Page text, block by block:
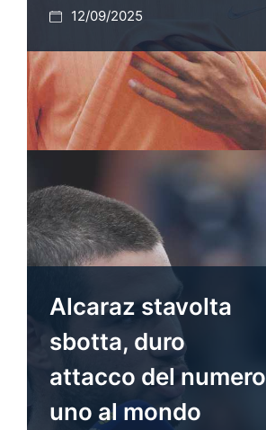
12/09/2025
Alcaraz stavolta
sbotta, duro
attacco del numero
uno al mondo